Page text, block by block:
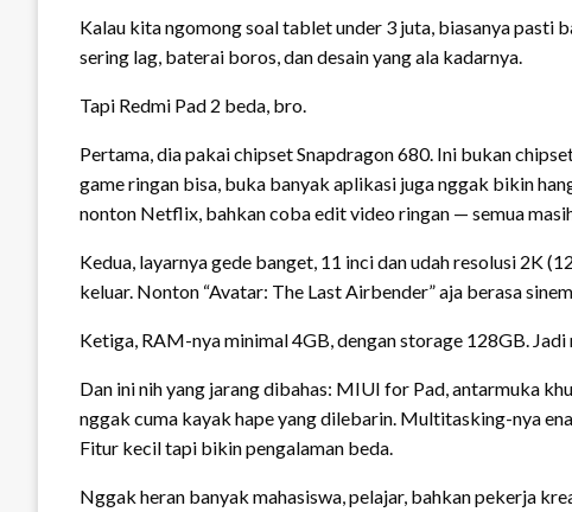
Kalau kita ngomong soal tablet under 3 juta, biasanya pasti
sering lag, baterai boros, dan desain yang ala kadarnya.
Tapi Redmi Pad 2 beda, bro.
Pertama, dia pakai chipset Snapdragon 680. Ini bukan
game ringan bisa, buka banyak aplikasi juga nggak bikin
nonton Netflix, bahkan coba edit video ringan — semua
Kedua, layarnya gede banget, 11 inci dan udah resolusi 2K
keluar. Nonton “Avatar: The Last Airbender” aja berasa
Ketiga, RAM-nya minimal 4GB, dengan storage 128GB.
Dan ini nih yang jarang dibahas: MIUI for Pad, antarmuka
nggak cuma kayak hape yang dilebarin. Multitasking-nya
Fitur kecil tapi bikin pengalaman beda.
Nggak heran banyak mahasiswa, pelajar, bahkan pekerja